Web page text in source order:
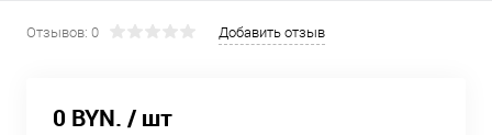
Отзывов: 0 Добавить отзыв
0 BYN. / шт